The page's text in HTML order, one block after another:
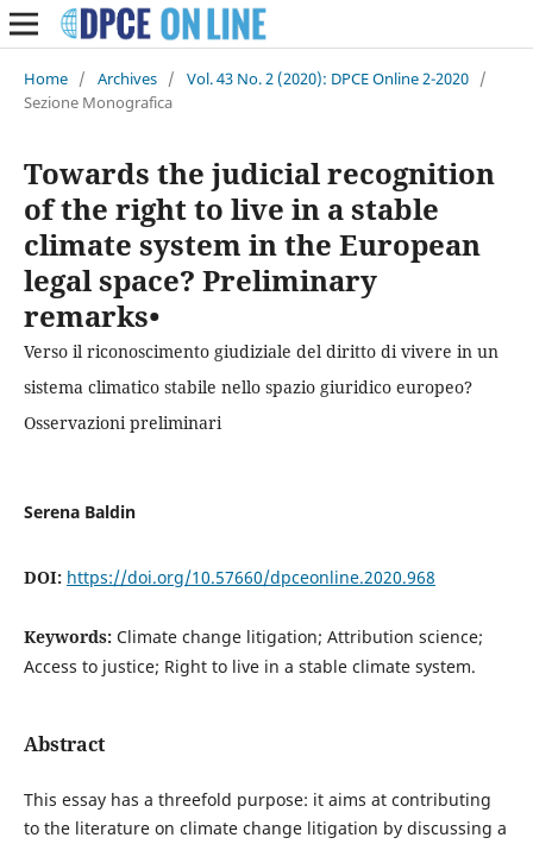
Home / Archives / Vol. 43 No. 2 (2020): DPCE Online 2-2020 /
Sezione Monografica
Towards the judicial recognition
of the right to live in a stable
climate system in the European
legal space? Preliminary
remarks•
Verso il riconoscimento giudiziale del diritto di vivere in un
sistema climatico stabile nello spazio giuridico europeo?
Osservazioni preliminari
Serena Baldin
DOI: https://doi.org/10.57660/dpceonline.2020.968
Keywords: Climate change litigation; Attribution science;
Access to justice; Right to live in a stable climate system.
Abstract
This essay has a threefold purpose: it aims at contributing
to the literature on climate change litigation by discussing a